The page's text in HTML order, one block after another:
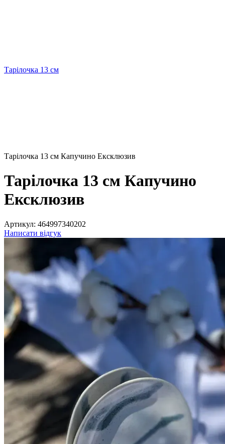
Тарілочка 13 см
Тарілочка 13 см Капучино Ексклюзив
Тарілочка 13 см Капучино
Ексклюзив
Артикул: 464997340202
Написати відгук